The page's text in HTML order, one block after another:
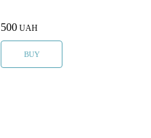
500 UAH
BUY